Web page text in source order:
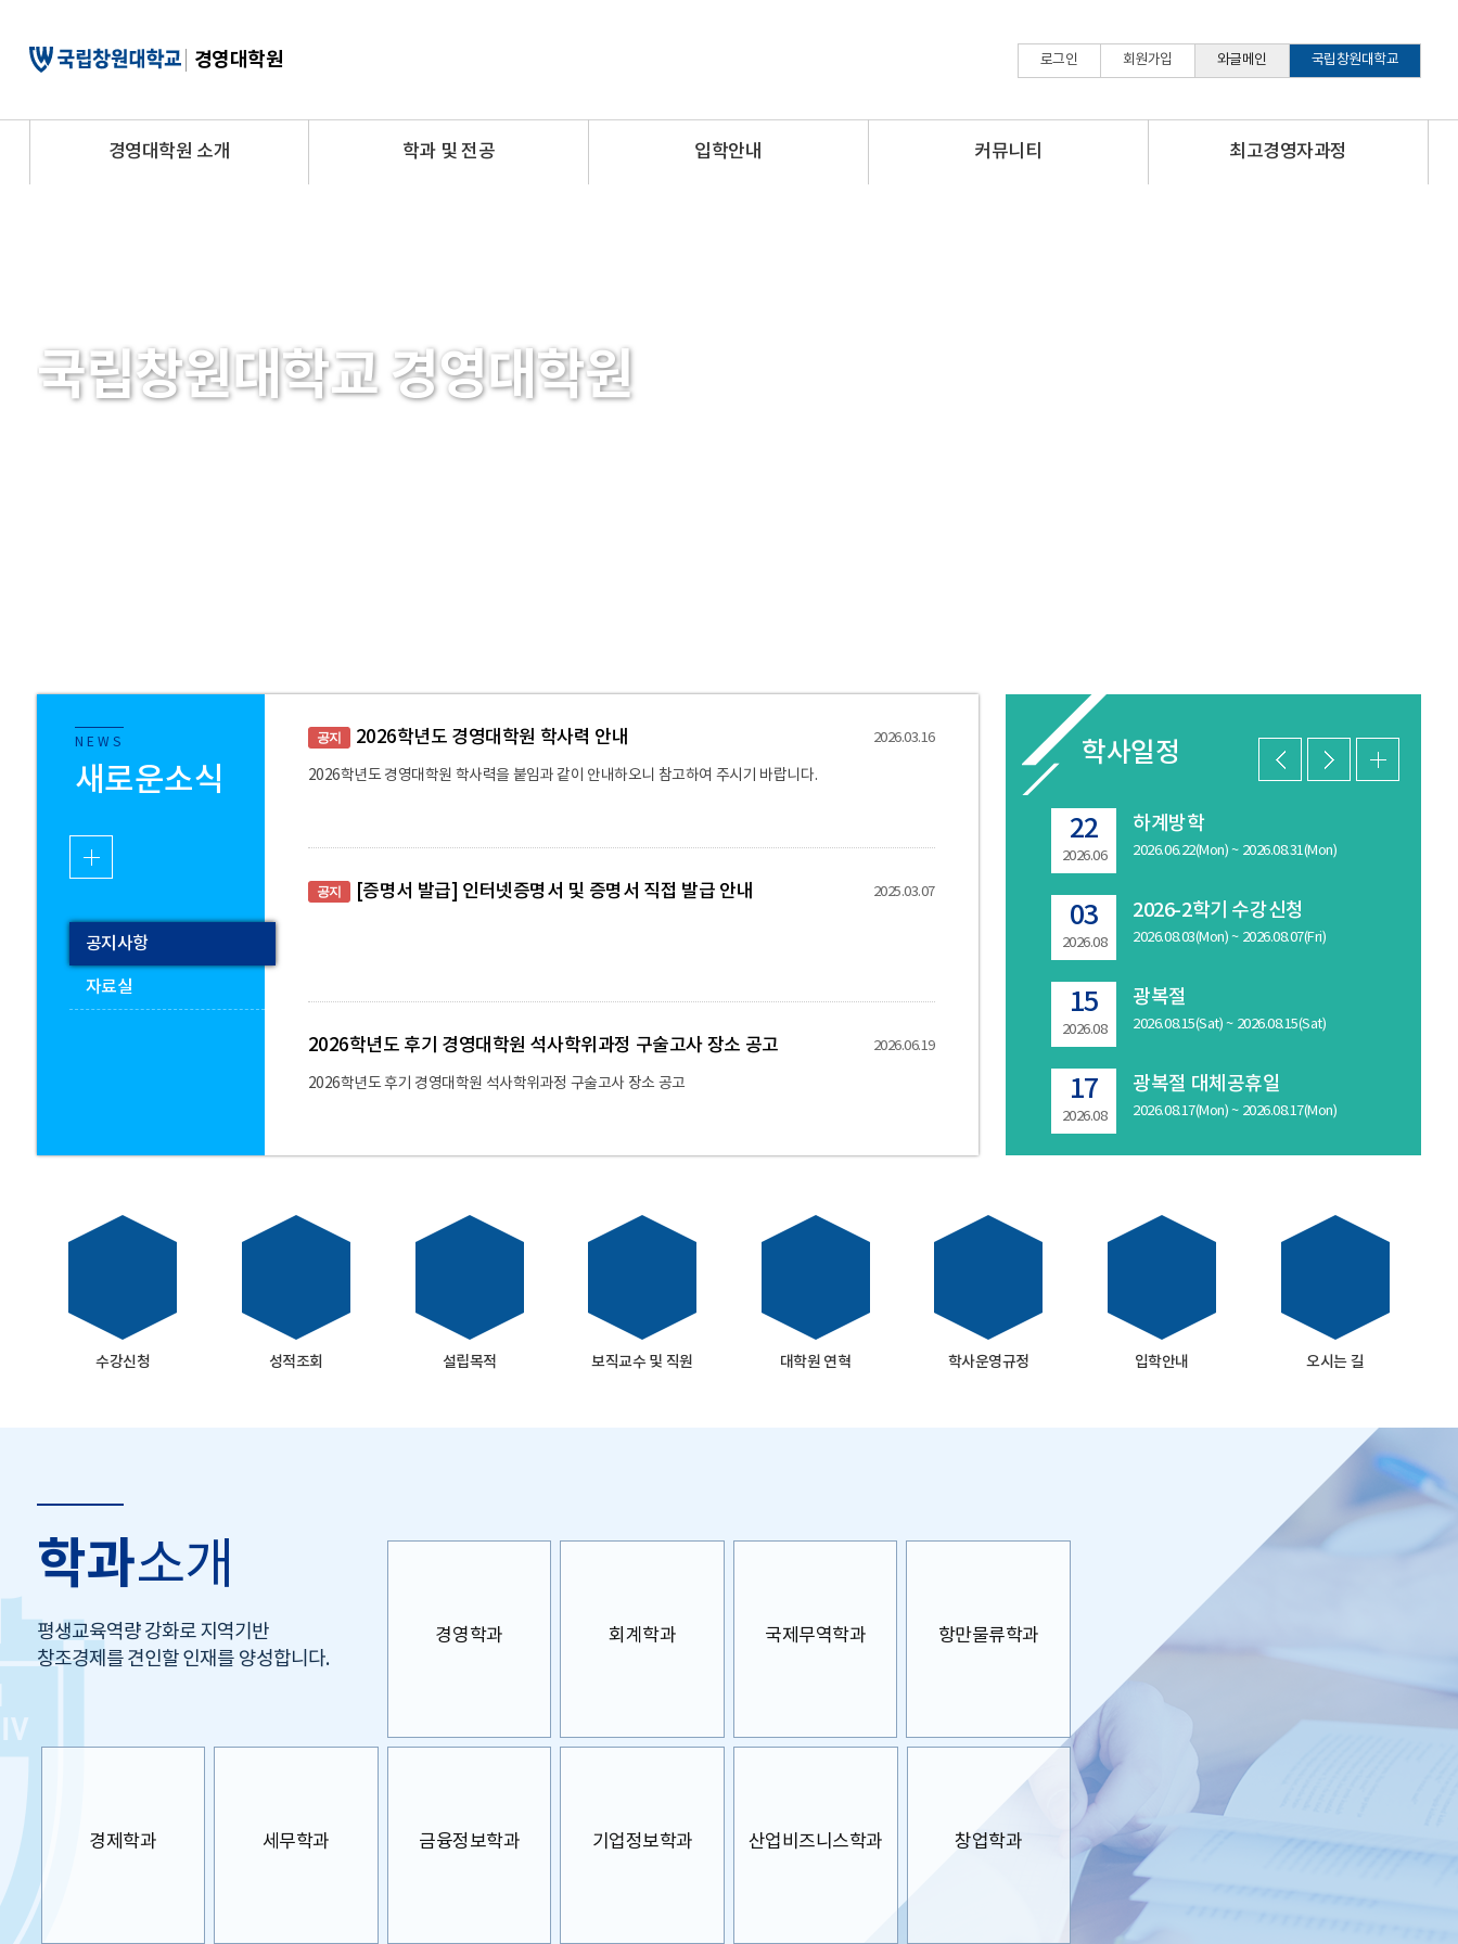
경영대학원 로그인 회원가입 와글메인 국립창원대학교
경영대학원 소개 학과 및 전공 입학안내 커뮤니티 최고경영자과정
바
국립창원대학교 경영대학원
NEWS
새로운소식
공지사항
공지 2026학년도 경영대학원 학사력 안내
2026학년도 경영대학원 학사력을 붙임과 같이 안내하오니 참고하여 주시기 바랍니다.
2026.03.16
공지 [증명서 발급] 인터넷증명서 및 증명서 직접 발급 안내 2025.03.07
2026학년도 후기 경영대학원 석사학위과정 구술고사 장소 공고
2026학년도 후기 경영대학원 석사학위과정 구술고사 장소 공고
2026.06.19
자료실
학사일정
2026.08.21(Fri) ~ 2026.08.21(Fri)
하계방학
2026.06.22(Mon) ~ 2026.08.31(Mon)
2026.06
22
2026-2학기 수강신청
2026.08.03(Mon) ~ 2026.08.07(Fri)
2026.08
03
광복절
2026.08.15(Sat) ~ 2026.08.15(Sat)
2026.08
15
광복절 대체공휴일
2026.08.17(Mon) ~ 2026.08.17(Mon)
2026.08
17
수강신청 성적조회 설립목적 보직교수 및 직원 대학원 연혁 학사운영규정 입학안내 오시는 길
학과소개
평생교육역량 강화로 지역기반
창조경제를 견인할 인재를 양성합니다.
경영학과 회계학과 국제무역학과 항만물류학과
경제학과 세무학과 금융정보학과 기업정보학과 산업비즈니스학과 창업학과